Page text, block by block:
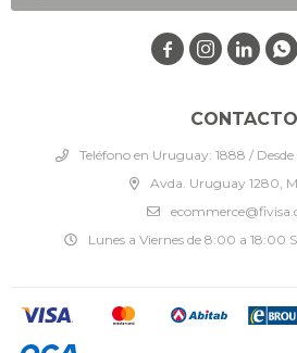
CONTACTO
Teléfono en Uruguay: 1888 /
Avda. Uruguay 1280,
Lunes a Viernes de 8:00 a 18:00
   